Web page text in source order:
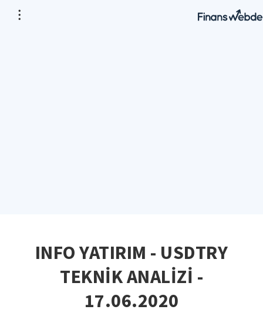
INFO YATIRIM - USDTRY
TEKNİK ANALİZİ -
17.06.2020